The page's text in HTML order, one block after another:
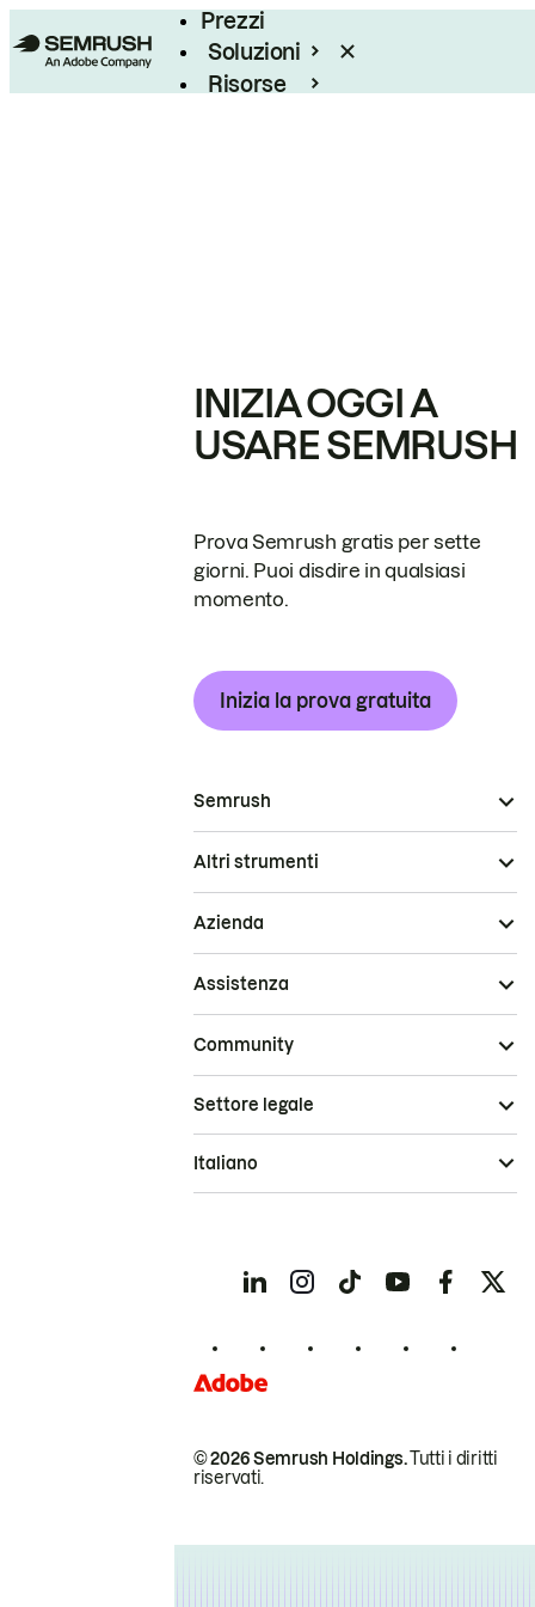
Prezzi
Soluzioni
Risorse
INIZIA OGGI A
USARE SEMRUSH
Prova Semrush gratis per sette
giorni. Puoi disdire in qualsiasi
momento.
Inizia la prova gratuita
Semrush
Altri strumenti
Azienda
Assistenza
Community
© 2026 Semrush Holdings.Tutti i diritti
riservati.
Settore legale
Italiano